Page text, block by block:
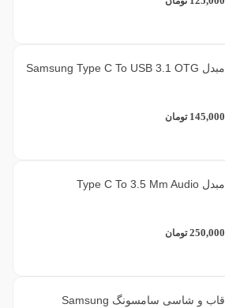
مبدل Samsung Type C To USB 3.1 OTG
145,000 تومان
مبدل Type C To 3.5 Mm Audio
250,000 تومان
قاب و شاسی سامسونگ Samsung